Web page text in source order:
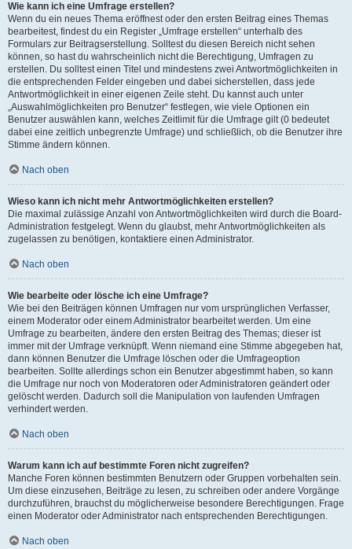
Wie kann ich eine Umfrage erstellen?
Wenn du ein neues Thema eröffnest oder den ersten Beitrag eines Themas
bearbeitest, findest du ein Register „Umfrage erstellen“ unterhalb des
Formulars zur Beitragserstellung. Solltest du diesen Bereich nicht sehen
können, so hast du wahrscheinlich nicht die Berechtigung, Umfragen zu
erstellen. Du solltest einen Titel und mindestens zwei Antwortmöglichkeiten in
die entsprechenden Felder eingeben und dabei sicherstellen, dass jede
Antwortmöglichkeit in einer eigenen Zeile steht. Du kannst auch unter
„Auswahlmöglichkeiten pro Benutzer“ festlegen, wie viele Optionen ein
Benutzer auswählen kann, welches Zeitlimit für die Umfrage gilt (0 bedeutet
dabei eine zeitlich unbegrenzte Umfrage) und schließlich, ob die Benutzer ihre
Stimme ändern können.
Nach oben
Wieso kann ich nicht mehr Antwortmöglichkeiten erstellen?
Die maximal zulässige Anzahl von Antwortmöglichkeiten wird durch die Board-
Administration festgelegt. Wenn du glaubst, mehr Antwortmöglichkeiten als
zugelassen zu benötigen, kontaktiere einen Administrator.
Nach oben
Wie bearbeite oder lösche ich eine Umfrage?
Wie bei den Beiträgen können Umfragen nur vom ursprünglichen Verfasser,
einem Moderator oder einem Administrator bearbeitet werden. Um eine
Umfrage zu bearbeiten, ändere den ersten Beitrag des Themas; dieser ist
immer mit der Umfrage verknüpft. Wenn niemand eine Stimme abgegeben hat,
dann können Benutzer die Umfrage löschen oder die Umfrageoption
bearbeiten. Sollte allerdings schon ein Benutzer abgestimmt haben, so kann
die Umfrage nur noch von Moderatoren oder Administratoren geändert oder
gelöscht werden. Dadurch soll die Manipulation von laufenden Umfragen
verhindert werden.
Nach oben
Warum kann ich auf bestimmte Foren nicht zugreifen?
Manche Foren können bestimmten Benutzern oder Gruppen vorbehalten sein.
Um diese einzusehen, Beiträge zu lesen, zu schreiben oder andere Vorgänge
durchzuführen, brauchst du möglicherweise besondere Berechtigungen. Frage
einen Moderator oder Administrator nach entsprechenden Berechtigungen.
Nach oben